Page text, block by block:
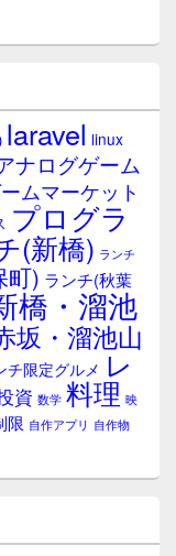
laravel linux
ナログゲーム
ムマーケット
プログラ
(新橋) ランチ
町) ランチ(秋葉
橋・溜池
坂・溜池山
チ限定グルメ レ
資 数学 料理 映
限 自作アプリ 自作物